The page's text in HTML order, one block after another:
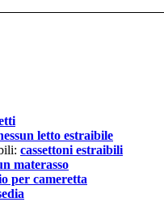
letto estraibile
cassettoni estraibili
materasso
per cameretta